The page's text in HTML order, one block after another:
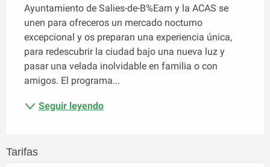
Ayuntamiento de Salies-de-B%Earn y la ACAS se
unen para ofreceros un mercado nocturno
excepcional y os preparan una experiencia única,
para redescubrir la ciudad bajo una nueva luz y
pasar una velada inolvidable en familia o con
amigos. El programa...
Seguir leyendo
Tarifas